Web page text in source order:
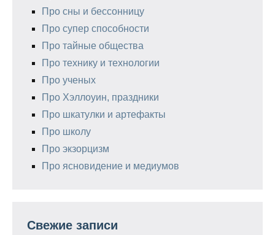
Про сны и бессонницу
Про супер способности
Про тайные общества
Про технику и технологии
Про ученых
Про Хэллоуин, праздники
Про шкатулки и артефакты
Про школу
Про экзорцизм
Про ясновидение и медиумов
Свежие записи